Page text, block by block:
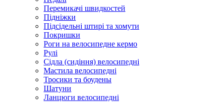
Перемикачі швидкостей
Підніжки
Підсідельні штирі та хомути
Покришки
Роги на велосипедне кермо
Рулі
Сідла (сидіння) велосипедні
Мастила велосипедні
Тросики та боудены
Шатуни
Ланцюги велосипедні